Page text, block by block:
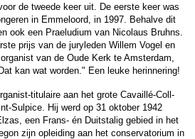
de tweede keer uit. De eerste keer was
in Emmeloord, in 1997. Behalve dit
ook een Praeludium van Nicolaus Bruhns.
prijs van de juryleden Willem Vogel en
van de Oude Kerk te Amsterdam,
kan wat worden." Een leuke herinnering!
titulaire aan het grote Cavaillé-Coll-
Sulpice. Hij werd op 31 oktober 1942
een Frans- én Duitstalig gebied in het
zijn opleiding aan het conservatorium in